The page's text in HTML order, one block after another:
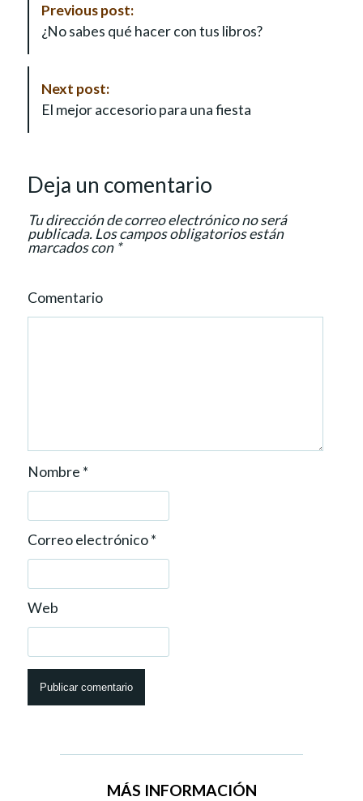
o
Previous post:
¿No sabes qué hacer con tus libros?
Next post:
El mejor accesorio para una fiesta
Deja un comentario
Tu dirección de correo electrónico no será
publicada. Los campos obligatorios están
marcados con *
Comentario
Nombre *
Correo electrónico*
Web
MÁS INFORMACIÓN